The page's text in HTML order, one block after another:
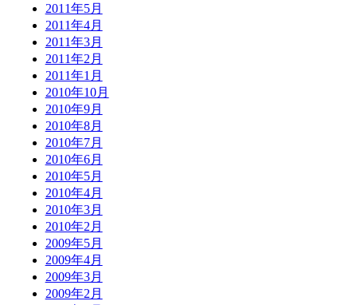
2011年5月
2011年4月
2011年3月
2011年2月
2011年1月
2010年10月
2010年9月
2010年8月
2010年7月
2010年6月
2010年5月
2010年4月
2010年3月
2010年2月
2009年5月
2009年4月
2009年3月
2009年2月